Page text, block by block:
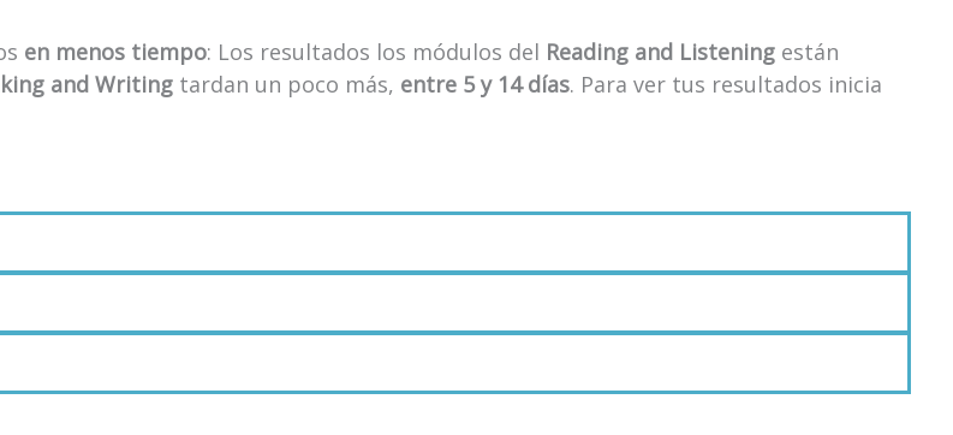
en menos tiempo: Los resultados los módulos del Reading and Listening están
and Writing tardan un poco más, entre 5 y 14 días. Para ver tus resultados inicia